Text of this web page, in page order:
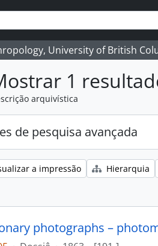
University of British
1
arquivística
de pesquisa avançada
a impressão Hierarquia
photographs –